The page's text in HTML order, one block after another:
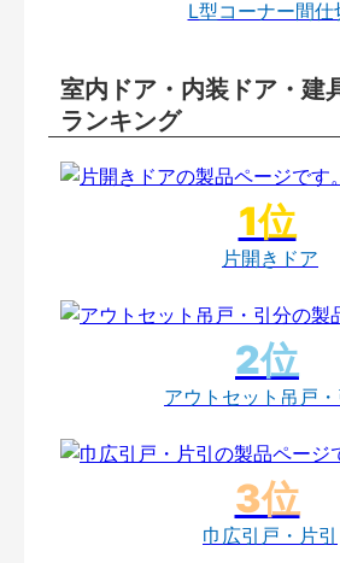
L型コーナー間仕
室内ドア・内装ドア・建
ランキング
片開きドア
アウトセット吊戸
巾広引戸・片引